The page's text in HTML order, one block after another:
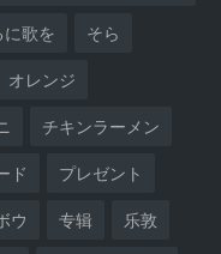
に歌を そら
オレンジ
チキンラーメン
ド プレゼント
ウ 专辑 乐敦